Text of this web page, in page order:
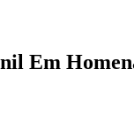
Em